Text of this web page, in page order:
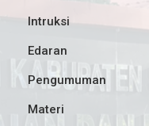
Intruksi
Edaran
Pengumuman
Materi